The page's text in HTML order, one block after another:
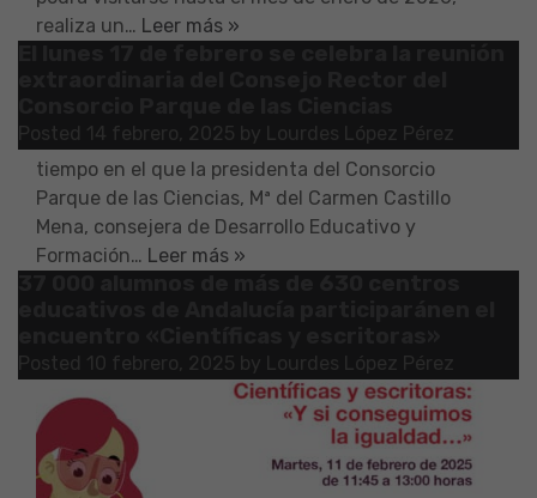
realiza un… Leer más »
Posted 14 febrero, 2025 by Lourdes López Pérez
Ciencias. Tras su finalización, se habilitará un
tiempo en el que la presidenta del Consorcio
Parque de las Ciencias, Mª del Carmen Castillo
Mena, consejera de Desarrollo Educativo y
Formación… Leer más »
Posted 10 febrero, 2025 by Lourdes López Pérez